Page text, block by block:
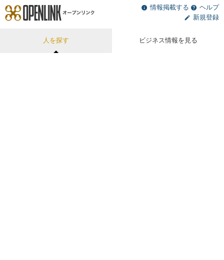
人を探す ビジネス情報を見る
情報掲載する
ヘルプ
新規登録